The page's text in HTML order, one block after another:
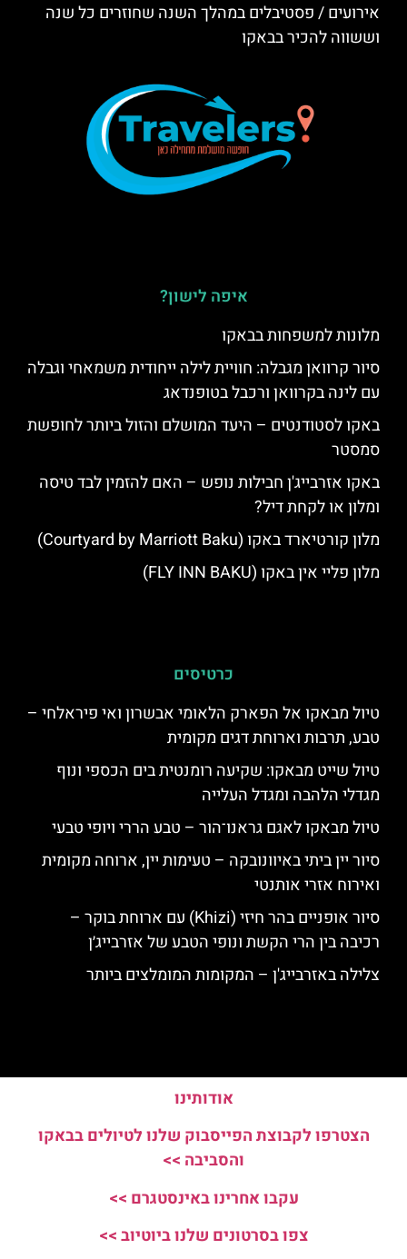
אירועים / פסטיבלים במהלך השנה שחוזרים כל שנה
וששווה להכיר בבאקו
איפה לישון?
מלונות למשפחות בבאקו
סיור קרוואן מגבלה: חוויית לילה ייחודית משמאחי וגבלה
עם לינה בקרוואן ורכבל בטופנדאג
באקו לסטודנטים – היעד המושלם והזול ביותר לחופשת
סמסטר
באקו אזרבייג'ן חבילות נופש – האם להזמין לבד טיסה
ומלון או לקחת דיל?
מלון קורטיארד באקו (Courtyard by Marriott Baku)
מלון פליי אין באקו (FLY INN BAKU)
כרטיסים
טיול מבאקו אל הפארק הלאומי אבשרון ואי פיראלחי –
טבע, תרבות וארוחת דגים מקומית
טיול שייט מבאקו: שקיעה רומנטית בים הכספי ונוף
מגדלי הלהבה ומגדל העלייה
טיול מבאקו לאגם גראנו־הור – טבע הררי ויופי טבעי
סיור יין ביתי באיוונובקה – טעימות יין, ארוחה מקומית
ואירוח אזרי אותנטי
סיור אופניים בהר חיזי (Khizi) עם ארוחת בוקר –
רכיבה בין הרי הקשת ונופי הטבע של אזרבייג׳ן
צלילה באזרבייג'ן – המקומות המומלצים ביותר
אודותינו
הצטרפו לקבוצת הפייסבוק שלנו לטיולים בבאקו
והסביבה >>
עקבו אחרינו באינסטגרם >>
צפו בסרטונים שלנו ביוטיוב >>